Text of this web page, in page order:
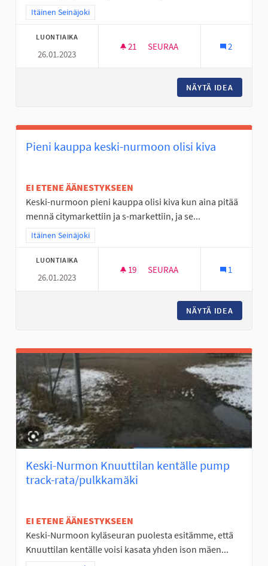
Rajaa tulokset teeman mukaan: Itäinen Seinäjoki
Itäinen Seinäjoki
LUONTIAIKA
26.01.2023
21 21 SEURAAJAA
SEURAA 2
NÄYTÄ IDEA
Pieni kauppa keski-nurmoon olisi kiva
EI ETENE ÄÄNESTYKSEEN
Keski-nurmoon pieni kauppa olisi kiva kun aina pitää
mennä citymarkettiin ja s-markettiin, ja se...
Rajaa tulokset teeman mukaan: Itäinen Seinäjoki
Itäinen Seinäjoki
LUONTIAIKA
26.01.2023
19 19 SEURAAJAA
SEURAA 1
NÄYTÄ IDEA
Keski-Nurmon Knuuttilan kentälle pump
track-rata/pulkkamäki
EI ETENE ÄÄNESTYKSEEN
Keski-Nurmoon kyläseuran puolesta esitämme, että
Knuuttilan kentälle voisi kasata yhden ison mäen...